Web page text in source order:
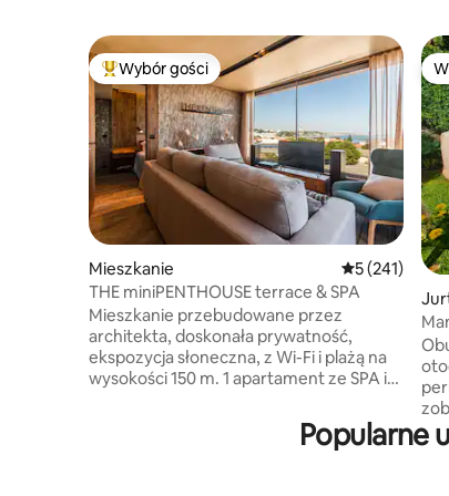
Najpopularniejsze z kategorii Wybór gości
Wybór gości
Mieszkanie Średnia
5 (241)
THE miniPENTHOUSE terrace & SPA
Mieszkanie przebudowane przez
architekta, doskonała prywatność,
ekspozycja słoneczna, z Wi-Fi i plażą na
wysokości 150 m. 1 apartament ze SPA i
apartament z tarasem z widokiem na
morze, ekranem projekcyjnym do kina.
raju
w
Popularne